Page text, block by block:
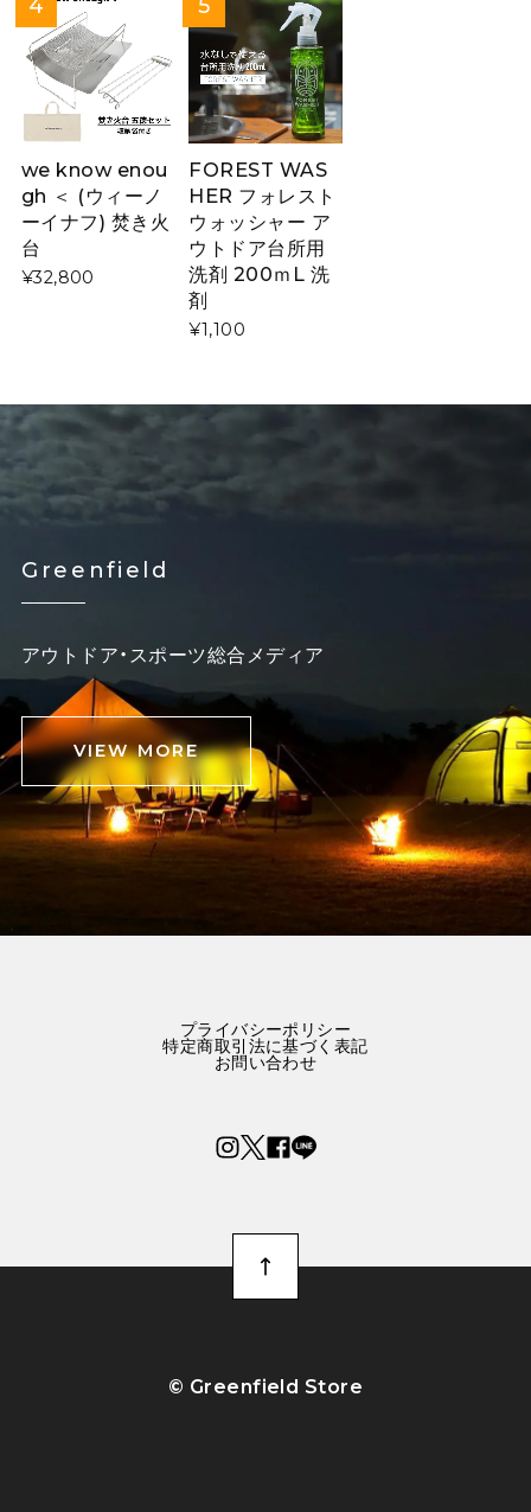
we know enou
gh ＜ (ウィーノ
ーイナフ) 焚き火
台
¥32,800
FOREST WAS
HER フォレスト
ウォッシャー ア
ウトドア台所用
洗剤 200ｍL 洗
剤
¥1,100
Greenfield
アウトドア・スポーツ総合メディア
VIEW MORE
プライバシーポリシー
特定商取引法に基づく表記
お問い合わせ
©︎ Greenfield Store